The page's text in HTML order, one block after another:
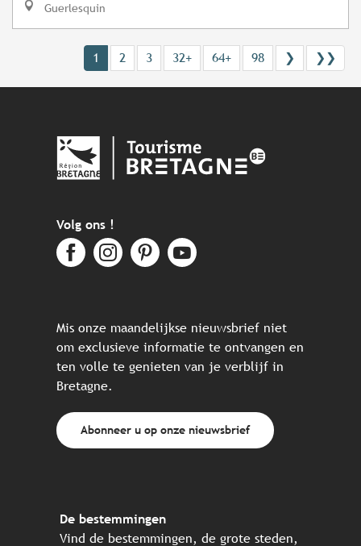
Guerlesquin
1 2 3 32+ 64+ 98 ❯ ❯❯
Volg ons !
Mis onze maandelijkse nieuwsbrief niet
om exclusieve informatie te ontvangen en
ten volle te genieten van je verblijf in
Bretagne.
Abonneer u op onze nieuwsbrief
De bestemmingen
Vind de bestemmingen, de grote steden,